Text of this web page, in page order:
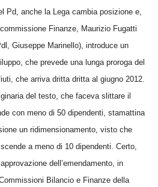
Pd, anche la Lega cambia posizione e,
Finanze, Maurizio Fugatti
Giuseppe Marinello), introduce un
che prevede una lunga proroga del
che arriva dritta dritta al giugno 2012.
del testo, che faceva slittare il
con meno di 50 dipendenti, stamattina
un ridimensionamento, visto che
a meno di 10 dipendenti. Certo,
dell’emendamento, in
Bilancio e Finanze della